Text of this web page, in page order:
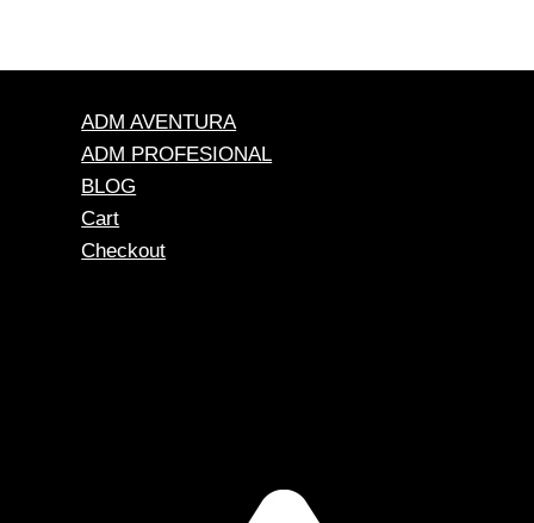
ADM AVENTURA
ADM PROFESIONAL
BLOG
Cart
Checkout